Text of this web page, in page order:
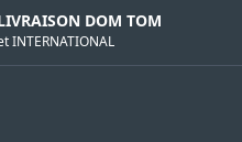
DOM TOM
INTERNATIONAL